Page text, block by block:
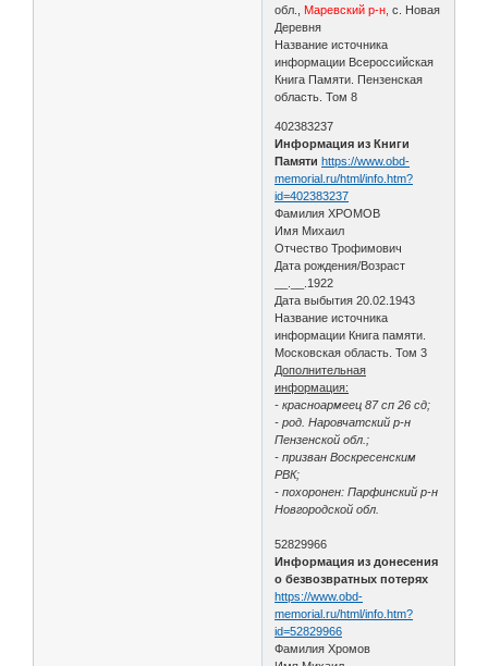
обл., Маревский р-н, с. Новая
Деревня
Название источника
информации Всероссийская
Книга Памяти. Пензенская
область. Том 8
402383237
Информация из Книги
Памяти https://www.obd-
memorial.ru/html/info.htm?
id=402383237
Фамилия ХРОМОВ
Имя Михаил
Отчество Трофимович
Дата рождения/Возраст
__.__.1922
Дата выбытия 20.02.1943
Название источника
информации Книга памяти.
Московская область. Том 3
Дополнительная
информация:
- красноармеец 87 сп 26 сд;
- род. Наровчатский р-н
Пензенской обл.;
- призван Воскресенским
РВК;
- похоронен: Парфинский р-н
Новгородской обл.
52829966
Информация из донесения
о безвозвратных потерях
https://www.obd-
memorial.ru/html/info.htm?
id=52829966
Фамилия Хромов